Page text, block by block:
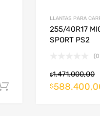
Añadir al carrito
LLANTAS PARA
255/40R17
SPORT PS2
$1.471.000,00
$